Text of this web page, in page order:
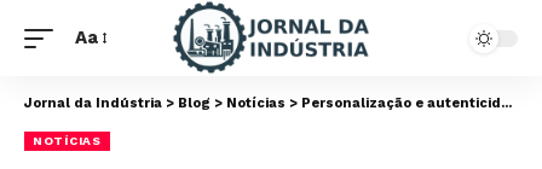
Aa
Jornal da Indústria > Blog > Notícias > Personalização e autenticidade no mercado de luxo: O novo DNA da sofisticação imobiliária
NOTÍCIAS